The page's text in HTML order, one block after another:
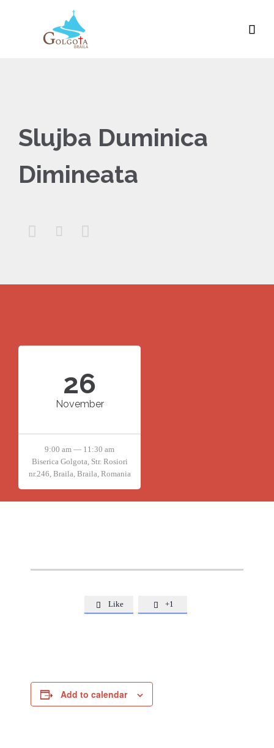

Slujba Duminica
Dimineata
  
26
November
9:00 am — 11:30 am
Biserica Golgota, Str. Rosiori
nr.246, Braila, Braila, Romania
 Like  +1
Add to calendar